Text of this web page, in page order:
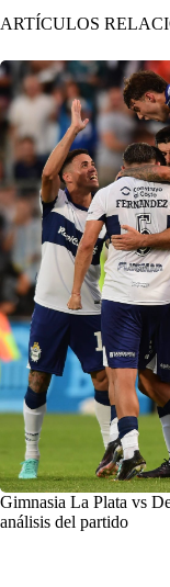
ARTÍCULOS
Gimnasia La Plata vs
análisis del partido